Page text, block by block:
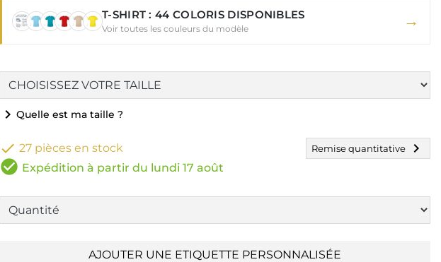
T-SHIRT : 44 COLORIS DISPONIBLES
Voir toutes les couleurs du modèle →
chevron_right Quelle est ma taille ?
 27 pièces en stock
check_circle Expédition à partir du lundi 17 août
Remise quantitative chevron_right
AJOUTER UNE ETIQUETTE PERSONNALISÉE